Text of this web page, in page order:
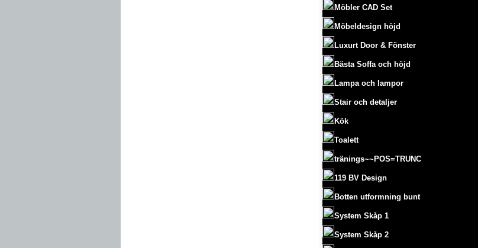
Möbler CAD Set
Möbeldesign höjd
Luxurt Door & Fönster
Bästa Soffa och höjd
Lampa och lampor
Stair och detaljer
Kök
Toalett
tränings~~POS=TRUNC
119 BV Design
Botten utformning bunt
System Skåp 1
System Skåp 2